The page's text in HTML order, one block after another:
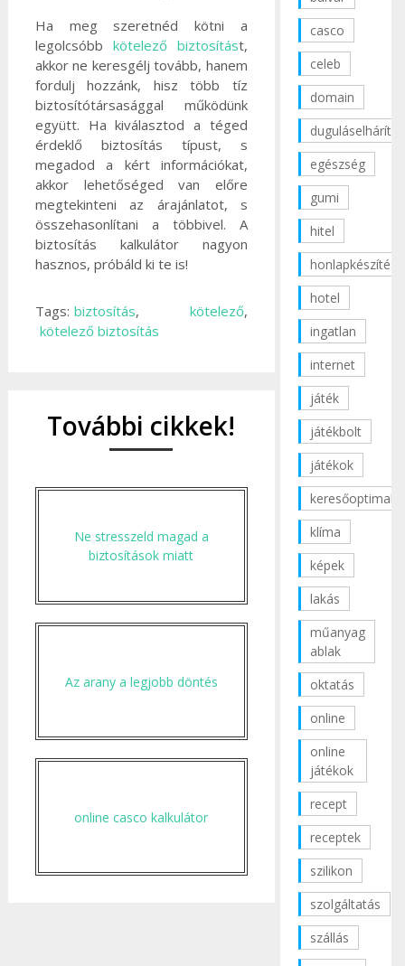
Ha meg szeretnéd kötni a
legolcsóbb kötelező biztosítást,
akkor ne keresgélj tovább, hanem
fordulj hozzánk, hisz több tíz
biztosítótársasággal működünk
együtt. Ha kiválasztod a téged
érdeklő biztosítás típust, s
megadod a kért információkat,
akkor lehetőséged van előre
megtekinteni az árajánlatot, s
összehasonlítani a többivel. A
biztosítás kalkulátor nagyon
hasznos, próbáld ki te is!
Tags: biztosítás, kötelező,
kötelező biztosítás
További cikkek!
Ne stresszeld magad a
biztosítások miatt
Az arany a legjobb döntés
online casco kalkulátor
casco
celeb
domain
duguláselhárítás
egészség
gumi
hitel
honlapkészítés
hotel
ingatlan
internet
játék
játékbolt
játékok
klíma
képek
lakás
műanyag
ablak
oktatás
online
online
játékok
recept
receptek
szilikon
szolgáltatás
szállás